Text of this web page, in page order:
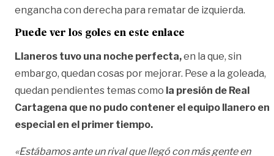
engancha con derecha para rematar de izquierda.
Puede ver los goles en este enlace
Llaneros tuvo una noche perfecta,en la que, sin
embargo, quedan cosas por mejorar. Pese a la goleada,
quedan pendientes temas como la presión de Real
Cartagena que no pudo contener el equipo llanero en
especial en el primer tiempo.
«Estábamos ante un rival que llegó con más gente en